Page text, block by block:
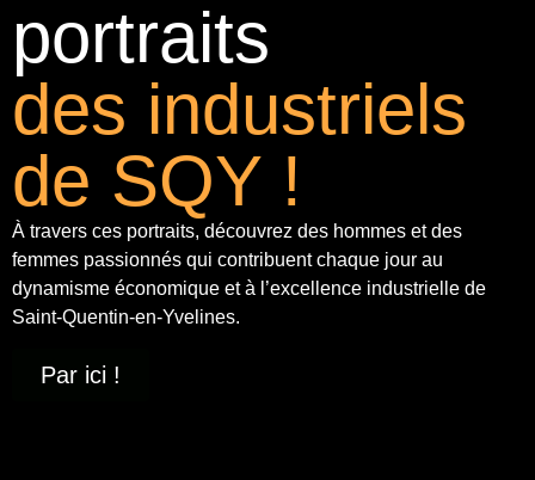
portraits
des industriels
de SQY !
À travers ces portraits, découvrez des hommes et des
femmes passionnés qui contribuent chaque jour au
dynamisme économique et à l’excellence industrielle de
Saint-Quentin-en-Yvelines.
Par ici !